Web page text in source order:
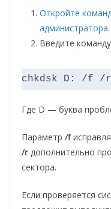
Откройте
администратора.
Введите
chkdsk D: /f /r
Где D — буква
Параметр /f
/r дополнительно
сектора.
Если проверяется